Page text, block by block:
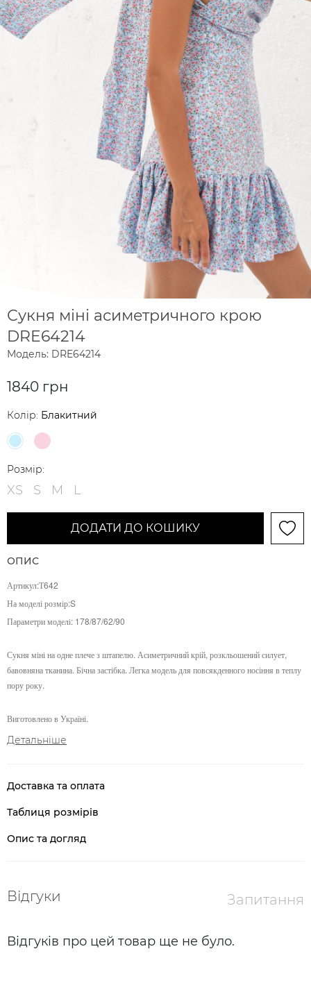
Сукня міні асиметричного крою
DRE64214
Модель: DRE64214
1840 грн
Колір: Блакитний
Розмір:
XS S M L
ДОДАТИ ДО КОШИКУ
ОПИС
Артикул:Т642
На моделі розмір:S
Параметри моделі: 178/87/62/90
Сукня міні на одне плече з штапелю. Асиметричний крій, розкльошений силует,
бавовняна тканина. Бічна застібка. Легка модель для повсякденного носіння в теплу
пору року.
Виготовлено в Україні.
Детальніше
Доставка та оплата
Таблиця розмірів
Опис та догляд
Відгуки Запитання
Відгуків про цей товар ще не було.